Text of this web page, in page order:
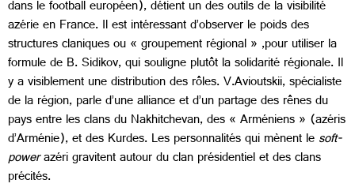
dans le football européen), détient un des outils de la visibilité
azérie en France. Il est intéressant d’observer le poids des
structures claniques ou « groupement régional » ,pour utiliser la
formule de B. Sidikov, qui souligne plutôt la solidarité régionale. Il
y a visiblement une distribution des rôles. V.Avioutskii, spécialiste
de la région, parle d’une alliance et d’un partage des rênes du
pays entre les clans du Nakhitchevan, des « Arméniens » (azéris
d’Arménie), et des Kurdes. Les personnalités qui mènent lesoft-
powerazéri gravitent autour du clan présidentiel et des clans
précités.